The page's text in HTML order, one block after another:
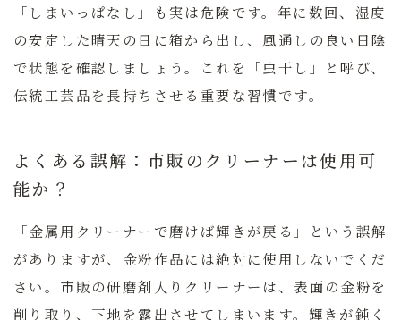
「しまいっぱなし」も実は危険です。年に数回、湿度
の安定した晴天の日に箱から出し、風通しの良い日陰
で状態を確認しましょう。これを「虫干し」と呼び、
伝統工芸品を長持ちさせる重要な習慣です。
よくある誤解：市販のクリーナーは使用可
能か？
「金属用クリーナーで磨けば輝きが戻る」という誤解
がありますが、金粉作品には絶対に使用しないでくだ
さい。市販の研磨剤入りクリーナーは、表面の金粉を
削り取り、下地を露出させてしまいます。輝きが鈍く